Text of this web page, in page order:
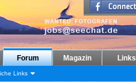
Forum
Links
Magazin Links